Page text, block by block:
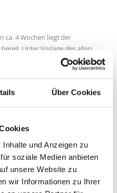
Über Cookies
und Anzeigen zu
soziale Medien anbieten
unsere Website zu
wir Informationen zu Ihrer
ca. 4 Wochen liegt der
Unter Vorlage des alten
Bevollmächtigten der
Ein Formular für die Vollmacht
Sie, ob Ihr beantragtes
bereit liegt.
eines Personalausweises